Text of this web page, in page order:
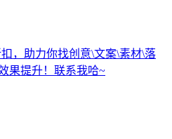
，助力你找创意\文案\素材\落
果提升！联系我哈~